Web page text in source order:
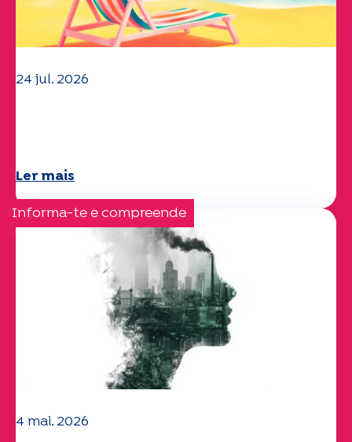
24 jul. 2026
Ler mais
Informa-te e compreende
4 mai. 2026